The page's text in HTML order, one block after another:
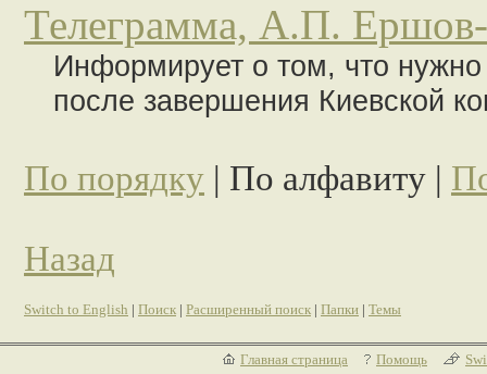
Телеграмма, А.П.
Информирует о том, что нужно
после завершения Киевской
По порядку | По алфавиту |
Назад
Switch to English | Поиск | Расширенный поиск | Папки | Темы
Главная страница Помощь